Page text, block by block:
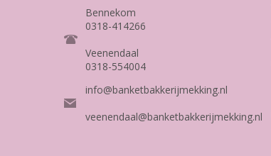
Bennekom
0318-414266
Veenendaal
0318-554004
info@banketbakkerijmekking.nl
veenendaal@banketbakkerijmekking.nl